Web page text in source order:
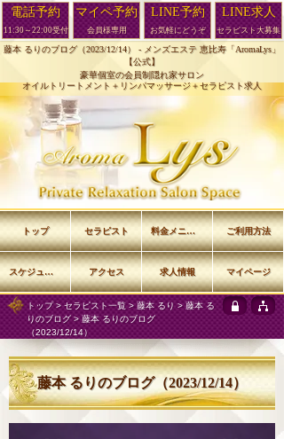
藤本 るりのブログ（2023/12/14） - メンズエステ 恵比寿「AromaLys」
【公式】
豪華個室の会員制隠れ家サロン
オイルトリートメント＋リンパマッサージ＋セラピスト求人
トップ> セラピスト一覧 >藤本 るり >藤本 る
りのブログ> 藤本 るりのブログ
（2023/12/14）
藤本 るりのブログ（2023/12/14）
トップ セラピスト 料金メニュー ご利用方法
スケジュール アクセス 求人情報 マイページ
電話予約
11:30～22:00受付
マイペ予約
会員様専用
LINE予約
お気軽にどうぞ
LINE求人
セラピスト大募集